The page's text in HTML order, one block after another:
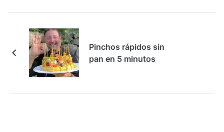
Pinchos rápidos sin
pan en 5 minutos